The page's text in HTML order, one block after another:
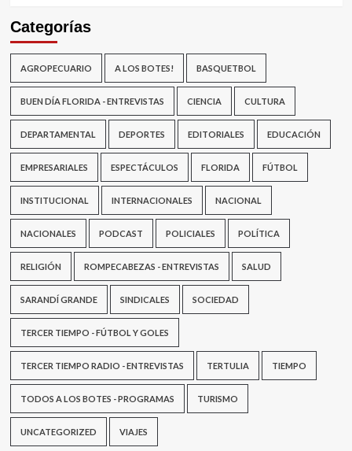
Categorías
AGROPECUARIO A LOS BOTES! BASQUETBOL
BUEN DÍA FLORIDA - ENTREVISTAS CIENCIA CULTURA
DEPARTAMENTAL DEPORTES EDITORIALES EDUCACIÓN
EMPRESARIALES ESPECTÁCULOS FLORIDA FÚTBOL
INSTITUCIONAL INTERNACIONALES NACIONAL
NACIONALES PODCAST POLICIALES POLÍTICA
RELIGIÓN ROMPECABEZAS - ENTREVISTAS SALUD
SARANDÍ GRANDE SINDICALES SOCIEDAD
TERCER TIEMPO - FÚTBOL Y GOLES
TERCER TIEMPO RADIO - ENTREVISTAS TERTULIA TIEMPO
TODOS A LOS BOTES - PROGRAMAS TURISMO
UNCATEGORIZED VIAJES